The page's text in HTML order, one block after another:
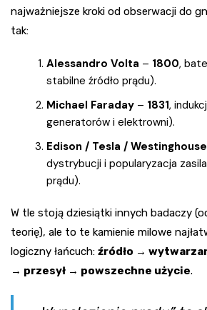
najważniejsze kroki od obserwacji do
tak:
Alessandro Volta – 1800,
stabilne źródło prądu).
Michael Faraday – 1831,
generatorów i elektrowni).
Edison / Tesla / Westinghouse
dystrybucji i popularyzacja
prądu).
W tle stoją dziesiątki innych badaczy
teorię), ale to te kamienie milowe
logiczny łańcuch: źródło →
→ przesył → powszechne użycie.